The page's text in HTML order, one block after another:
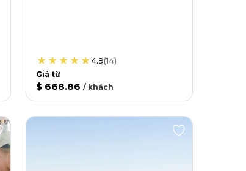
4.9(14)
Giá từ
$ 668.86 / khách